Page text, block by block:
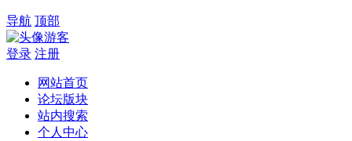
导航 顶部
游客
登录 注册
网站首页
论坛版块
站内搜索
个人中心